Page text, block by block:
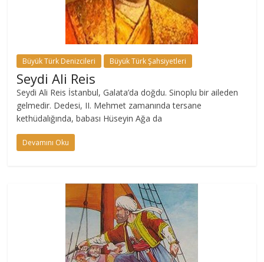
Büyük Türk Denizcileri Büyük Türk Şahsiyetleri
Seydi Ali Reis
Seydi Ali Reis İstanbul, Galata’da doğdu. Sinoplu bir aileden
gelmedir. Dedesi, II. Mehmet zamanında tersane
kethüdalığında, babası Hüseyin Ağa da
Devamını Oku